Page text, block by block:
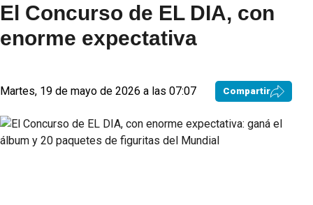
El Concurso de EL DIA, con
enorme expectativa
Martes, 19 de mayo de 2026 a las 07:07 Compartir